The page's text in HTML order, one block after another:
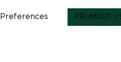
Preferences PŘIJMOUT